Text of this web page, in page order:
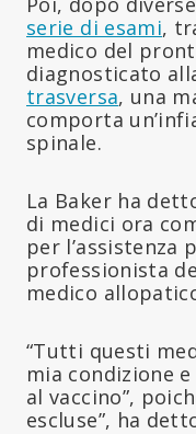
serie di esami,
medico del
diagnosticato
trasversa, una
comporta
spinale.
La Baker ha
di medici ora
per l’assistenza
professionista
medico
“Tutti questi
mia condizione
al vaccino”,
escluse”, ha